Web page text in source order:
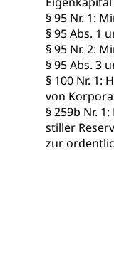
§ 95 Nr. 1:
§ 95 Abs. 1
§ 95 Nr. 2:
§ 95 Abs. 3
§ 100 Nr. 1:
von
§ 259b Nr.
stiller
zur